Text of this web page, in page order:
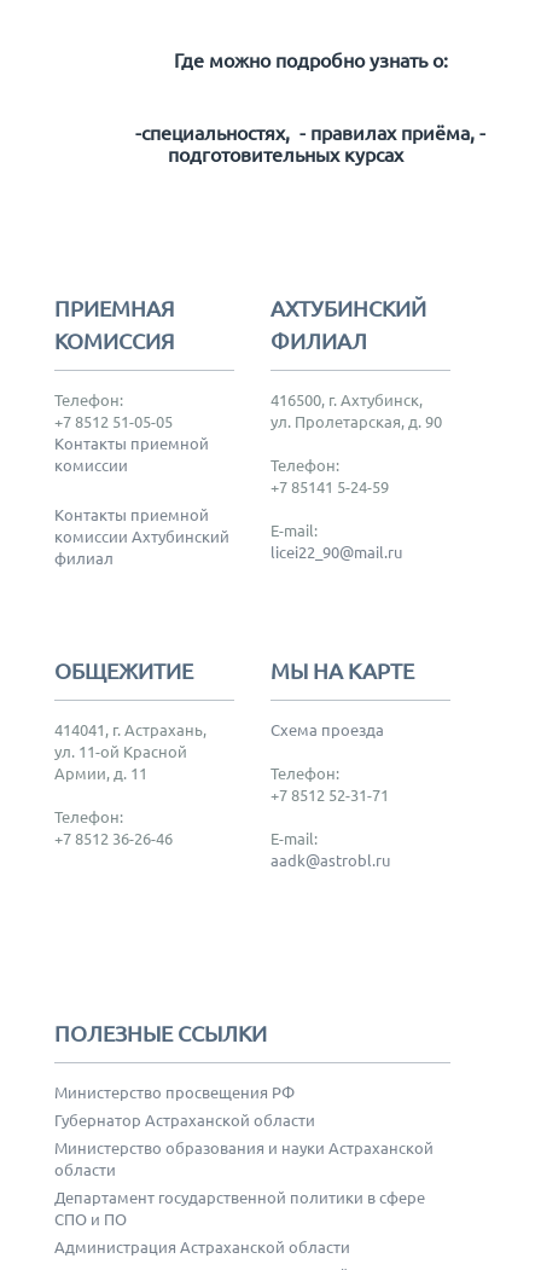
Где можно подробно узнать о:
-специальностях, - правилах приёма, -
подготовительных курсах
ПРИЕМНАЯ
КОМИССИЯ
Телефон:
+7 8512 51-05-05
Контакты приемной
комиссии
Контакты приемной
комиссии Ахтубинский
филиал
АХТУБИНСКИЙ
ФИЛИАЛ
416500, г. Ахтубинск,
ул. Пролетарская, д. 90
Телефон:
+7 85141 5-24-59
E-mail:
licei22_90@mail.ru
ОБЩЕЖИТИЕ
414041, г. Астрахань,
ул. 11-ой Красной
Армии, д. 11
Телефон:
+7 8512 36-26-46
МЫ НА КАРТЕ
Схема проезда
Телефон:
+7 8512 52-31-71
E-mail:
aadk@astrobl.ru
ПОЛЕЗНЫЕ ССЫЛКИ
Министерство просвещения РФ
Губернатор Астраханской области
Министерство образования и науки Астраханской
области
Департамент государственной политики в сфере
СПО и ПО
Администрация Астраханской области